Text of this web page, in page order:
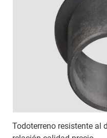
Todoterreno resistente al